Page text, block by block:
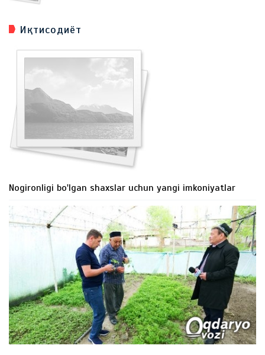
Иқтисодиёт
Nogironligi bo'lgan shaxslar uchun yangi imkoniyatlar